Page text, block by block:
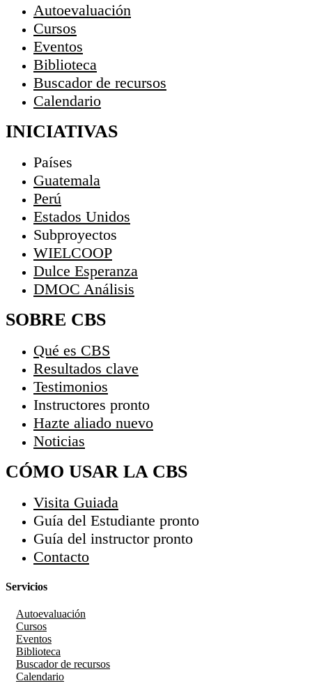
Autoevaluación
Cursos
Eventos
Biblioteca
Buscador de recursos
Calendario
INICIATIVAS
Países
Guatemala
Perú
Estados Unidos
Subproyectos
WIELCOOP
Dulce Esperanza
DMOC Análisis
SOBRE CBS
Qué es CBS
Resultados clave
Testimonios
Instructores pronto
Hazte aliado nuevo
Noticias
CÓMO USAR LA CBS
Visita Guiada
Guía del Estudiante pronto
Guía del instructor pronto
Contacto
Servicios
Autoevaluación
Cursos
Eventos
Biblioteca
Buscador de recursos
Calendario